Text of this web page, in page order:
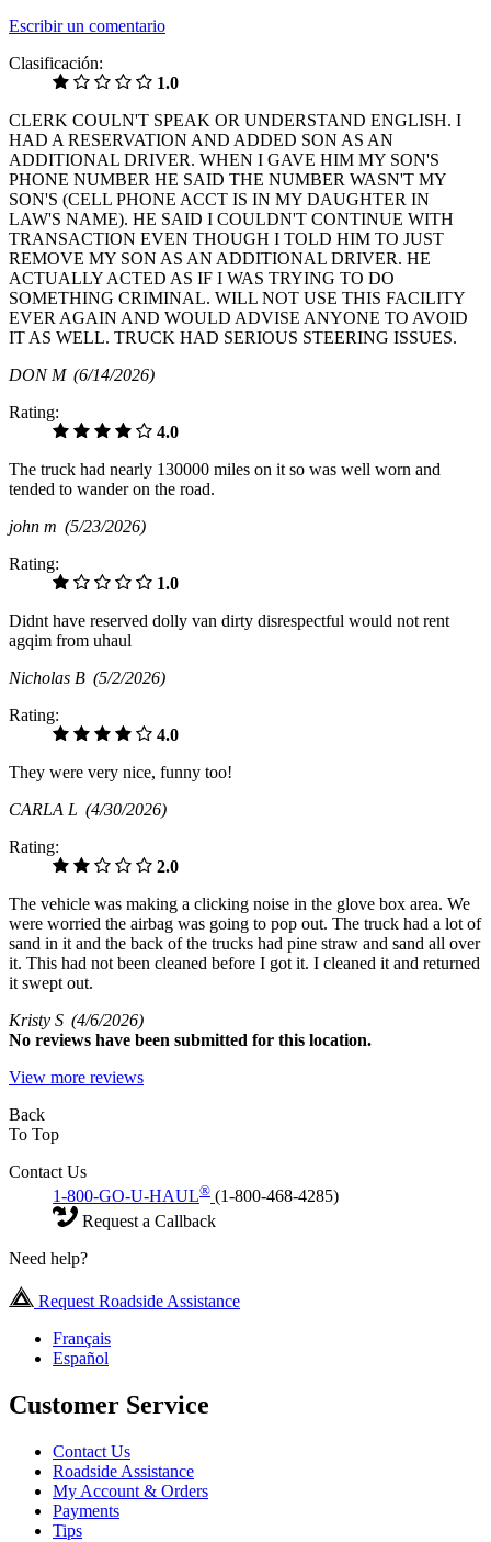
Escribir un comentario
Clasificación:
1.0
CLERK COULN'T SPEAK OR UNDERSTAND ENGLISH. I
HAD A RESERVATION AND ADDED SON AS AN
ADDITIONAL DRIVER. WHEN I GAVE HIM MY SON'S
PHONE NUMBER HE SAID THE NUMBER WASN'T MY
SON'S (CELL PHONE ACCT IS IN MY DAUGHTER IN
LAW'S NAME). HE SAID I COULDN'T CONTINUE WITH
TRANSACTION EVEN THOUGH I TOLD HIM TO JUST
REMOVE MY SON AS AN ADDITIONAL DRIVER. HE
ACTUALLY ACTED AS IF I WAS TRYING TO DO
SOMETHING CRIMINAL. WILL NOT USE THIS FACILITY
EVER AGAIN AND WOULD ADVISE ANYONE TO AVOID
IT AS WELL. TRUCK HAD SERIOUS STEERING ISSUES.
DON M (6/14/2026)
Rating:
4.0
The truck had nearly 130000 miles on it so was well worn and
tended to wander on the road.
john m (5/23/2026)
Rating:
1.0
Didnt have reserved dolly van dirty disrespectful would not rent
agqim from uhaul
Nicholas B (5/2/2026)
Rating:
4.0
They were very nice, funny too!
CARLA L (4/30/2026)
Rating:
2.0
The vehicle was making a clicking noise in the glove box area. We
were worried the airbag was going to pop out. The truck had a lot of
sand in it and the back of the trucks had pine straw and sand all over
it. This had not been cleaned before I got it. I cleaned it and returned
it swept out.
Kristy S (4/6/2026)
No reviews have been submitted for this location.
View more reviews
Back
To Top
Contact Us
1-800-GO-U-HAUL® (1-800-468-4285)
Request a Callback
Need help?
Request Roadside Assistance
Français
Español
Customer Service
Contact Us
Roadside Assistance
My Account & Orders
Payments
Tips